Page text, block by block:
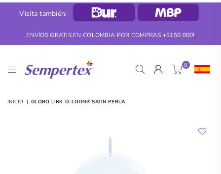
Visita también:
ENVÍOS GRATIS EN COLOMBIA POR COMPRAS +$150.000!
SEMPERTEX
0
INICIO | GLOBO LINK-O-LOON® SATIN PERLA